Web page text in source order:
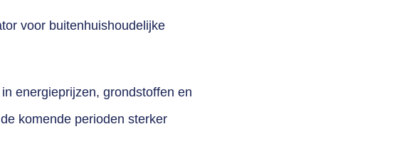
voor buitenhuishoudelijke
energieprijzen, grondstoffen en
komende perioden sterker